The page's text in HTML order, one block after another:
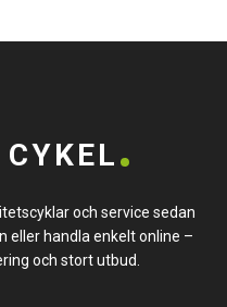
och service sedan
eller handla enkelt online –
och stort utbud.